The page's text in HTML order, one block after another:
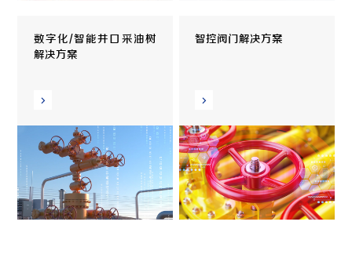
数字化/智能井口采油树
解决方案
智控阀门解决方案